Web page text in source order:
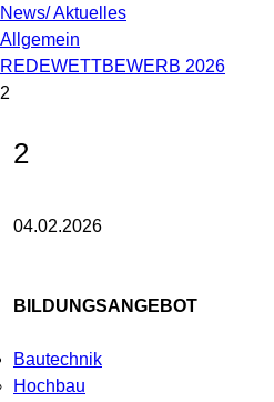
News/ Aktuelles
Allgemein
REDEWETTBEWERB 2026
2
2
04.02.2026
BILDUNGSANGEBOT
Bautechnik
Hochbau